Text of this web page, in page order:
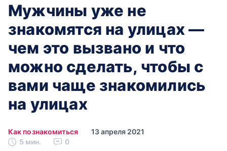
Мужчины уже не
знакомятся на улицах —
чем это вызвано и что
можно сделать, чтобы с
вами чаще знакомились
на улицах
Как познакомиться
13 апреля 2021
5 мин.
0